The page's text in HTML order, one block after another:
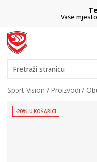
Vaše
Pretraži stranicu
Sport Vision Proizvodi
-20% U KOŠARICI